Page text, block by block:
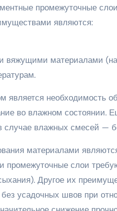
промежуточные
являются:
вяжущими материалами
является необходимость
во влажном состоянии.
влажных смесей —
материалами
промежуточные слои
Другое их
усадочных швов при